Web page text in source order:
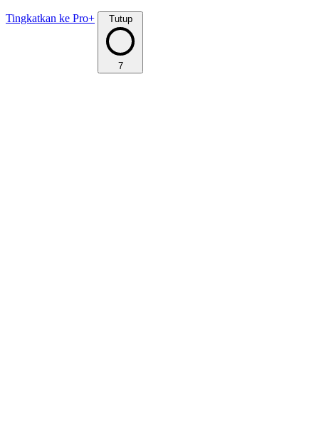
Tingkatkan ke Pro+ Tutup
7